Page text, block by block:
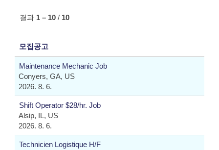
결과 1 – 10 / 10
모집공고
Maintenance Mechanic Job
Conyers, GA, US
2026. 8. 6.
Shift Operator $28/hr. Job
Alsip, IL, US
2026. 8. 6.
Technicien Logistique H/F